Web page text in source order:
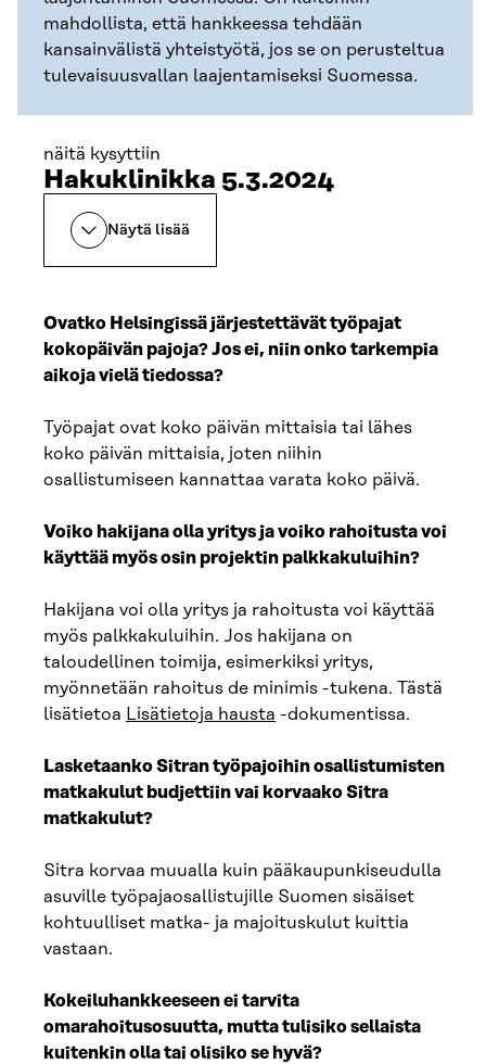
mahdollista, että hankkeessa tehdään
kansainvälistä yhteistyötä, jos se on perusteltua
tulevaisuusvallan laajentamiseksi Suomessa.
näitä kysyttiin
Hakuklinikka 5.3.2024
Näytä lisää
Ovatko Helsingissä järjestettävät työpajat
kokopäivän pajoja? Jos ei, niin onko tarkempia
aikoja vielä tiedossa?
Työpajat ovat koko päivän mittaisia tai lähes
koko päivän mittaisia, joten niihin
osallistumiseen kannattaa varata koko päivä.
Voiko hakijana olla yritys ja voiko rahoitusta voi
käyttää myös osin projektin palkkakuluihin?
Hakijana voi olla yritys ja rahoitusta voi käyttää
myös palkkakuluihin. Jos hakijana on
taloudellinen toimija, esimerkiksi yritys,
myönnetään rahoitus de minimis -tukena. Tästä
lisätietoa Lisätietoja hausta -dokumentissa.
Lasketaanko Sitran työpajoihin osallistumisten
matkakulut budjettiin vai korvaako Sitra
matkakulut?
Sitra korvaa muualla kuin pääkaupunkiseudulla
asuville työpajaosallistujille Suomen sisäiset
kohtuulliset matka- ja majoituskulut kuittia
vastaan.
Kokeiluhankkeeseen ei tarvita
omarahoitusosuutta, mutta tulisiko sellaista
kuitenkin olla tai olisiko se hyvä?